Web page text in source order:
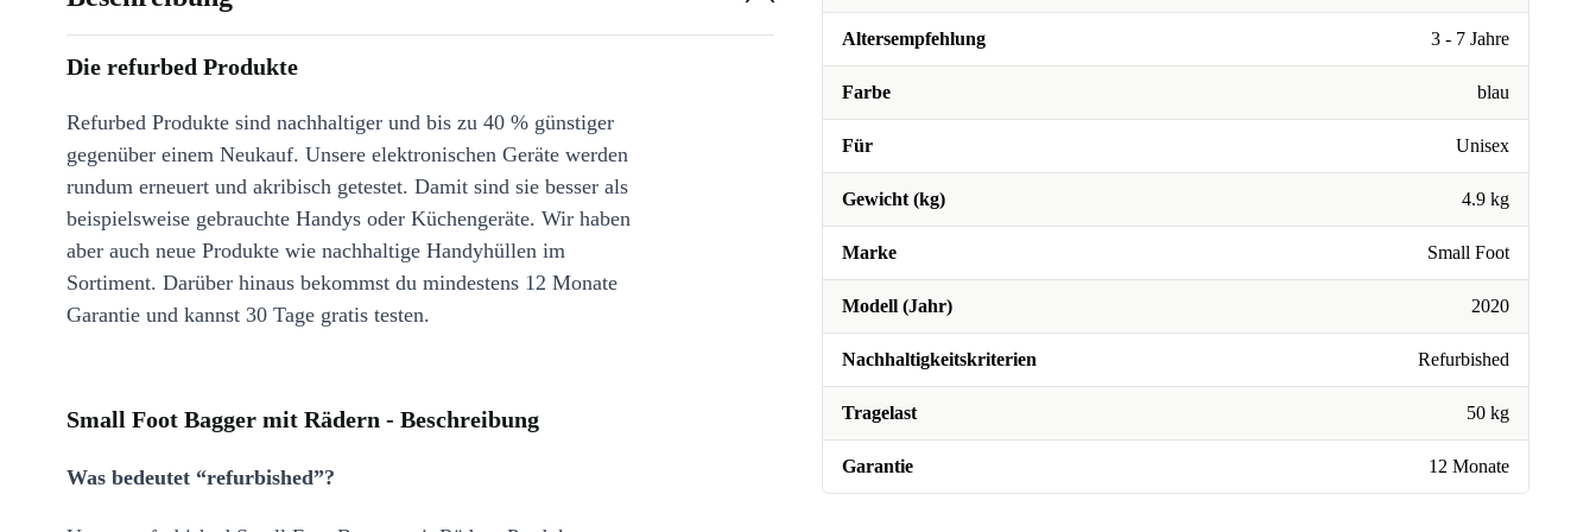
Altersempfehlung 3 - 7 Jahre
Farbe blau
Für Unisex
Gewicht (kg) 4.9 kg
Marke Small Foot
Modell (Jahr) 2020
Nachhaltigkeitskriterien Refurbished
Tragelast 50 kg
Garantie 12 Monate
Die refurbed Produkte
Refurbed Produkte sind nachhaltiger und bis zu 40 % günstiger
gegenüber einem Neukauf. Unsere elektronischen Geräte werden
rundum erneuert und akribisch getestet. Damit sind sie besser als
beispielsweise gebrauchte Handys oder Küchengeräte. Wir haben
aber auch neue Produkte wie nachhaltige Handyhüllen im
Sortiment. Darüber hinaus bekommst du mindestens 12 Monate
Garantie und kannst 30 Tage gratis testen.
Small Foot Bagger mit Rädern - Beschreibung
Was bedeutet “refurbished”?